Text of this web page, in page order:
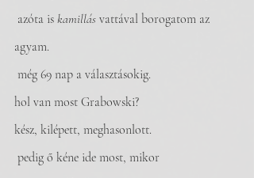
azóta is kamillás vattával borogatom az
agyam.
még 69 nap a választásokig.
hol van most Grabowski?
kész, kilépett, meghasonlott.
pedig ő kéne ide most, mikor